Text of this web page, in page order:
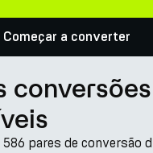
Começar a converter
pares de conversão